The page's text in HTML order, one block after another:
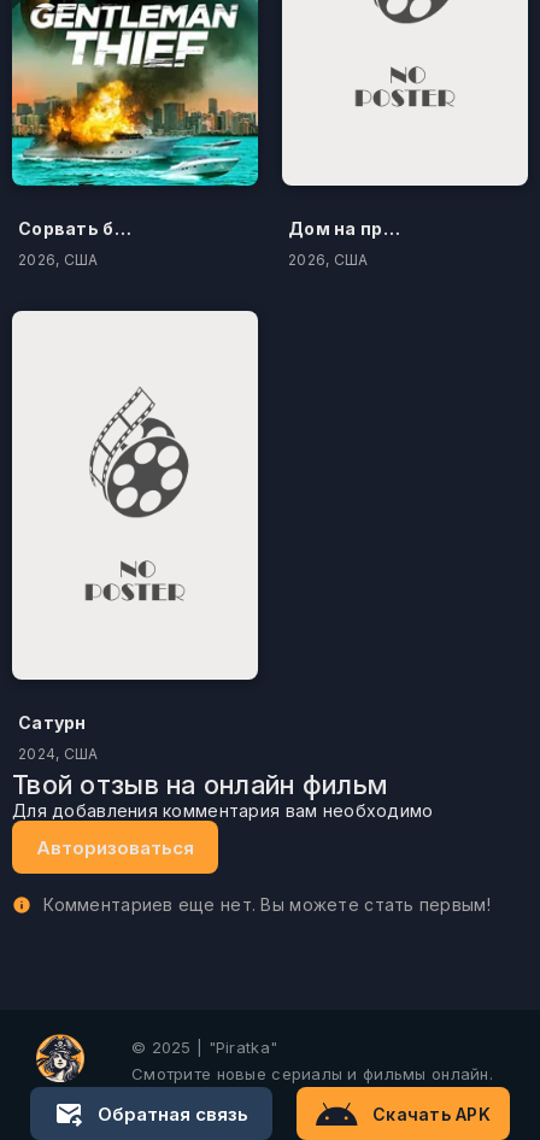
Сорвать банк 3: Вор-джентльмен
2026, США
Дом на проклятом холме
2026, США
Сатурн
2024, США
Твой отзыв на онлайн фильм
Для добавления комментария вам необходимо
Авторизоваться
Комментариев еще нет. Вы можете стать первым!
© 2025 | "Piratka"
Смотрите новые сериалы и фильмы онлайн.
Обратная связь Скачать APK